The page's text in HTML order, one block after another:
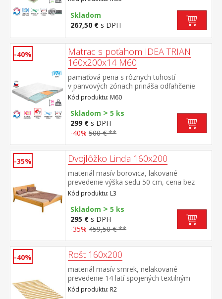
vlastností a tuhostí, ktorá zaisťuje komfort,
vzdušnosť, ortopedické vlastnosti a dlhú
životnosť anatomická zónová masážna
profilácia – 7 zón na oboch stranách, jemná
masáž počas spánku rozdielna tuhosť strán
– zelenkavá mäkšia strana tuhosť 2 z 5,
modrá tuhšia strana tuhosť 2,5 z 5 vzdušný
poťah prešitý dutým vláknom, vyrobený z 2
častí, snímateľný a prateľný do 60
°C odporúčaná nosnosť do 130 kg, výška
matraca 17 cm
Skladom
267,50 € s DPH
-40%
Matrac s poťahom IDEA TRIAN
160x200x14 M60
pamäťová pena s rôznych tuhostí
v panvových zónach prináša odľahčenie
kĺbom a celému pohybovému aparátu 7-
zónová anatomická masážna profilácia –
veľmi jemná masáž v priebehu spánku
matrac s Visco systémom rozdielnej tuhosti
strán vhodná pre všetky typy roštov poťah
odporúčaná nosnosť do 120 kg
Kód produktu: M60
Skladom > 5 ks
299 € s DPH
-40% 500 € **
-35% Dvojlôžko Linda 160x200
materiál masív borovica, lakované
prevedenie výška sedu 50 cm, cena bez
roštu a matraca odporúčaný rozmer
matraca 160 × 200 cm alebo 2 kusy 80 ×
200 cm a rošt R2 vhodný doplnok úložný
priestor 8009
Kód produktu: L3
Skladom > 5 ks
295 € s DPH
-35% 459,50 € **
-40% Rošt 160x200
materiál masív smrek, nelakované
prevedenie 14 latí spojených textilným
tkalúnom
Kód produktu: R2